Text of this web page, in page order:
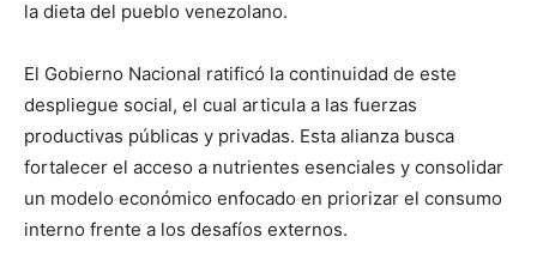
la dieta del pueblo venezolano.
El Gobierno Nacional ratificó la continuidad de este
despliegue social, el cual articula a las fuerzas
productivas públicas y privadas. Esta alianza busca
fortalecer el acceso a nutrientes esenciales y consolidar
un modelo económico enfocado en priorizar el consumo
interno frente a los desafíos externos.